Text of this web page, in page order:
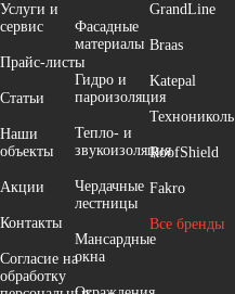
Услуги и
сервис
Прайс-листы
Cтатьи
Наши
объекты
Акции
Контакты
Согласие на
обработку
Фасадные
материалы
Гидро и
пароизоляция
Тепло- и
звукоизоляция
Чердачные
лестницы
Мансардные
окна
GrandLine
Braas
Katepal
Технониколь
RoofShield
Fakro
Все бренды